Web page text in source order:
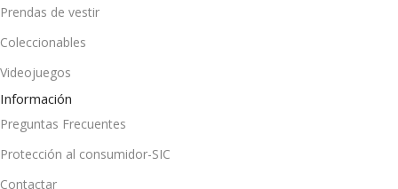
Prendas de vestir
Coleccionables
Videojuegos
Información
Preguntas Frecuentes
Protección al consumidor-SIC
Contactar